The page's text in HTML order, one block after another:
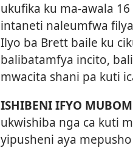
ukufika ku ma-awala
intaneti naleumfwa
Ilyo ba Brett baile ku
balibatamfya incito,
mwacita shani pa kuti
ISHIBENI IFYO
ukwishiba nga ca kuti
yipusheni aya